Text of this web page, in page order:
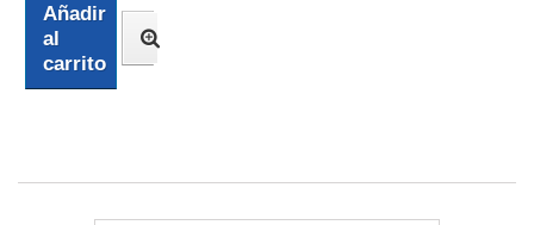
Añadir
al
carrito